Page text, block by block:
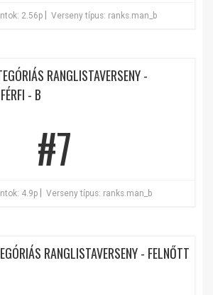
2.56p Verseny típus: ranks.man_b
RANGLISTAVERSENY -
- B
#7
4.9p Verseny típus: ranks.man_b
RANGLISTAVERSENY - FELNŐTT